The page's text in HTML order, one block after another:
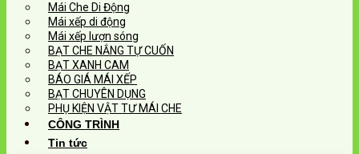
Mái Che Di Động
Mái xếp di động
Mái xếp lượn sóng
BẠT CHE NẮNG TỰ CUỐN
BẠT XANH CAM
BÁO GIÁ MÁI XẾP
BẠT CHUYÊN DỤNG
PHỤ KIỆN VẬT TƯ MÁI CHE
CÔNG TRÌNH
Tin tức